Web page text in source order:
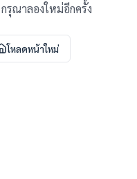
รุณาลองใหม่อีกครั้ง
โหลดหน้าใหม่